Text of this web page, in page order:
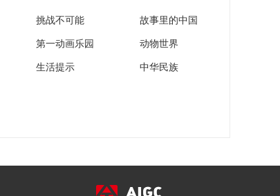
挑战不可能 故事里的中国
第一动画乐园 动物世界
生活提示 中华民族